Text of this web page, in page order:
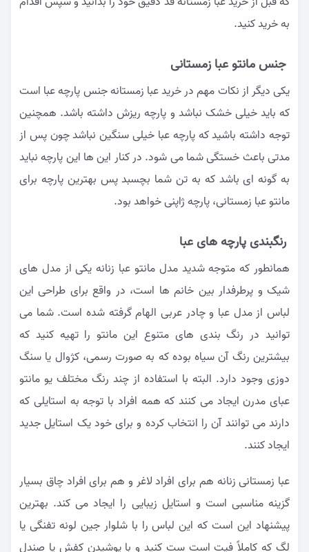
به خرید کنید.
جنس مانتو عبا زمستانی
یکی دیگر از نکات مهم در خرید عبا زمستانه جنس پارچه عبا است
که باید خیلی خشک نباشد و پارچه ریزش داشته باشد. همچنین
توجه داشته باشید که پارچه عبا خیلی سنگین نباشد چون پس از
مدتی باعث خستگی شما می شود. در کنار این ها این پارچه نباید
به گونه ای باشد که به تن شما بچسبد پس بهترین پارچه برای
مانتو عبا زمستانی، پارچه ژاپنی خواهد بود.
رنگبندی پارچه های عبا
همانطور که متوجه شدید مدل مانتو عبا زنانه یکی از مدل های
شیک و پرطرفدار بین خانم ها است، در واقع برای طراحی این
لباس از مدل عبا و چادر عربی الهام گرفته شده است. شما می
توانید در رنگ بندی های متنوع این مانتو را تهیه کنید که
بیشترین رنگ آن سیاه بوده که به صورت رسمی، کژوال یا سنگ
دوزی وجود دارد. البته با استفاده از چند رنگ مختلف یو مانتو
عبای مدرن ایجاد می کنند که همه افراد با توجه به استایلی که
دارند می توانند آن را انتخاب کرده و برای خود یک استایل جدید
ایجاد کنند.
عبا زمستانی زنانه هم برای افراد لاغر و هم برای افراد چاق بسیار
گزینه مناسبی است و استایل زیبایی را ایجاد می کند. بهترین
پیشنهاد این است که این لباس را با شلوار جین لونه تفنگی یا
لگ که کاملاً فیت است ست کنید و با پوشیدن کفش یا صندل